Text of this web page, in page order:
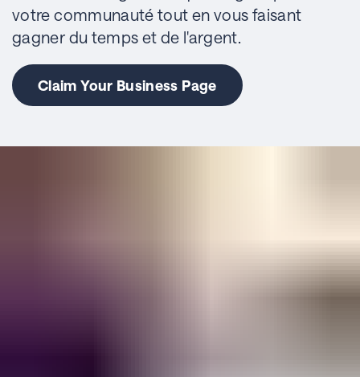
votre communauté tout en vous faisant
gagner du temps et de l'argent.
Claim Your Business Page